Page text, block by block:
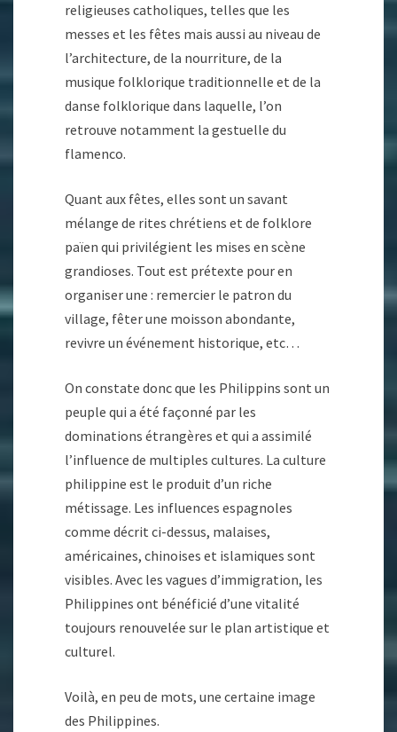
religieuses catholiques, telles que les
messes et les fêtes mais aussi au niveau de
l’architecture, de la nourriture, de la
musique folklorique traditionnelle et de la
danse folklorique dans laquelle, l’on
retrouve notamment la gestuelle du
flamenco.
Quant aux fêtes, elles sont un savant
mélange de rites chrétiens et de folklore
païen qui privilégient les mises en scène
grandioses. Tout est prétexte pour en
organiser une : remercier le patron du
village, fêter une moisson abondante,
revivre un événement historique, etc…
On constate donc que les Philippins sont un
peuple qui a été façonné par les
dominations étrangères et qui a assimilé
l’influence de multiples cultures. La culture
philippine est le produit d’un riche
métissage. Les influences espagnoles
comme décrit ci-dessus, malaises,
américaines, chinoises et islamiques sont
visibles. Avec les vagues d’immigration, les
Philippines ont bénéficié d’une vitalité
toujours renouvelée sur le plan artistique et
culturel.
Voilà, en peu de mots, une certaine image
des Philippines.